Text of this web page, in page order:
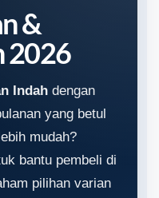
&
2026
Indah dengan
yang betul
mudah?
bantu pembeli di
pilihan varian